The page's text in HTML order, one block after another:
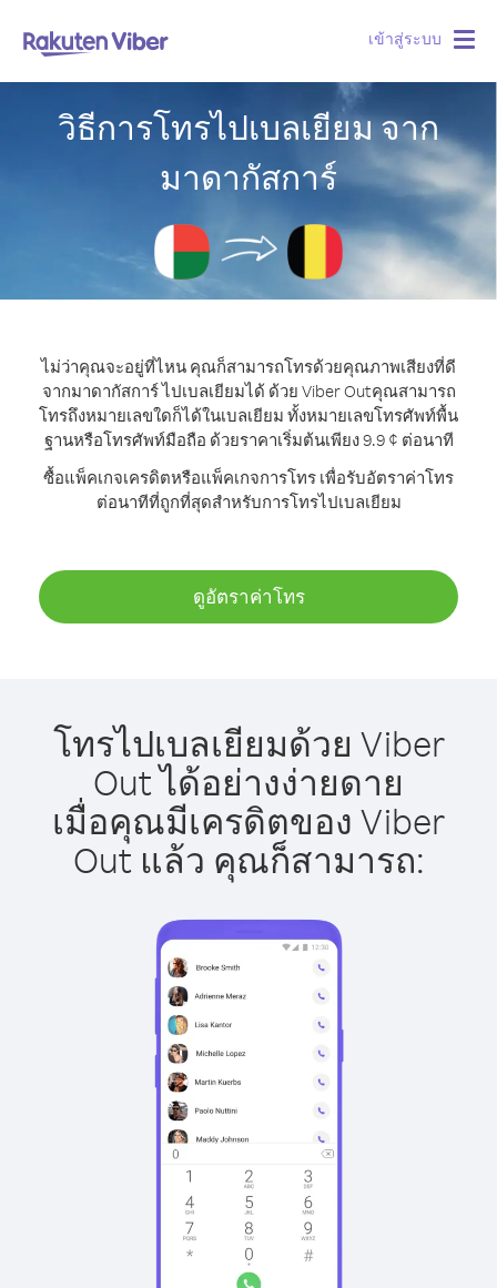
เข้าสู่ระบบ
วิธีการโทรไปเบลเยียม จาก
มาดากัสการ์
ไม่ว่าคุณจะอยู่ที่ไหน คุณก็สามารถโทรด้วยคุณภาพเสียงที่ดี
จากมาดากัสการ์ ไปเบลเยียมได้ ด้วย Viber Outคุณสามารถ
โทรถึงหมายเลขใดก็ได้ในเบลเยียม ทั้งหมายเลขโทรศัพท์พื้น
ฐานหรือโทรศัพท์มือถือ ด้วยราคาเริ่มต้นเพียง 9.9 ¢ ต่อนาที
ซื้อแพ็คเกจเครดิตหรือแพ็คเกจการโทร เพื่อรับอัตราค่าโทร
ต่อนาทีที่ถูกที่สุดสำหรับการโทรไปเบลเยียม
ดูอัตราค่าโทร
โทรไปเบลเยียมด้วย Viber
Out ได้อย่างง่ายดาย
เมื่อคุณมีเครดิตของ Viber
Out แล้ว คุณก็สามารถ: